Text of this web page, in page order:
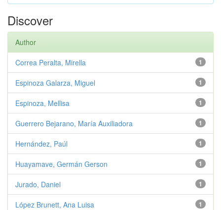
Discover
Author
1
Correa Peralta, Mirella
1
Espinoza Galarza, Miguel
1
Espinoza, Mellisa
1
Guerrero Bejarano, María Auxiliadora
1
Hernández, Paúl
1
Huayamave, Germán Gerson
1
Jurado, Daniel
1
López Brunett, Ana Luisa